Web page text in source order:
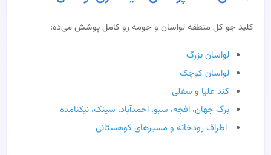
کلید جو کل منطقه لواسان و حومه رو کامل پوشش می‌ده:
لواسان بزرگ
لواسان کوچک
کند علیا و سفلی
برگ جهان، افجه، سبو، احمدآباد، سینک، نیکنامده
اطراف رودخانه و مسیرهای کوهستانی